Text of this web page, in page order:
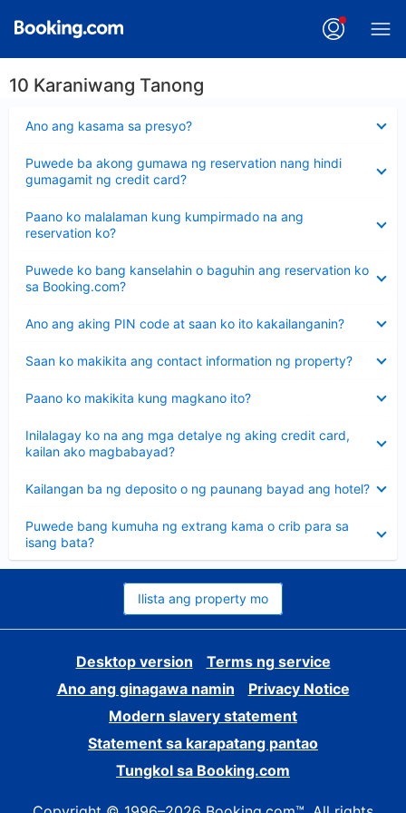
10 Karaniwang Tanong
Ano ang kasama sa presyo?
ang
Puwede ba akong gumawa ng reservation nang hindi
gumagamit ng credit card?
ang
sagot
Paano ko malalaman kung kumpirmado na ang
reservation ko?
ang
sagot
Puwede ko bang kanselahin o baguhin ang reservation ko
sa Booking.com?
ang
sagot
Ano ang aking PIN code at saan ko ito kakailanganin?
ang
Saan ko makikita ang contact information ng property?
ang
Paano ko makikita kung magkano ito?
ang
Inilalagay ko na ang mga detalye ng aking credit card,
kailan ako magbabayad?
ang
sagot
Kailangan ba ng deposito o ng paunang bayad ang hotel?
ang
Puwede bang kumuha ng extrang kama o crib para sa
isang bata?
ang
sagot
Ilista ang property mo
Desktop version
Terms ng service
Ano ang ginagawa namin
Privacy Notice
Modern slavery statement
Statement sa karapatang pantao
Tungkol sa Booking.com